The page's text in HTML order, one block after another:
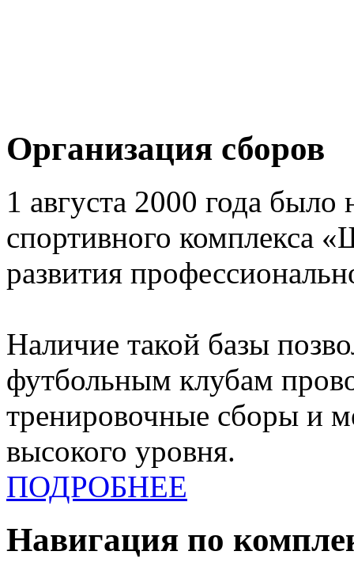
Организация сборов
1 августа 2000 года было
спортивного комплекса
развития
Наличие такой базы
футбольным клубам
тренировочные сборы и
высокого уровня.
ПОДРОБНЕЕ
Навигация по